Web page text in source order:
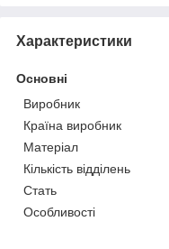
Характеристики
Основні
Виробник
Країна виробник
Матеріал
Кількість відділень
Стать
Особливості